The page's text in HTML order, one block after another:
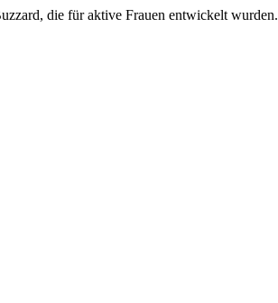
die für aktive Frauen entwickelt wurden.